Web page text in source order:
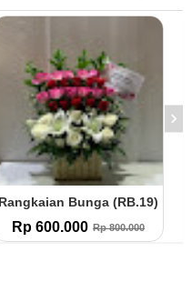
Rangkaian Bunga (RB.19)
Rp 600.000 Rp 800.000